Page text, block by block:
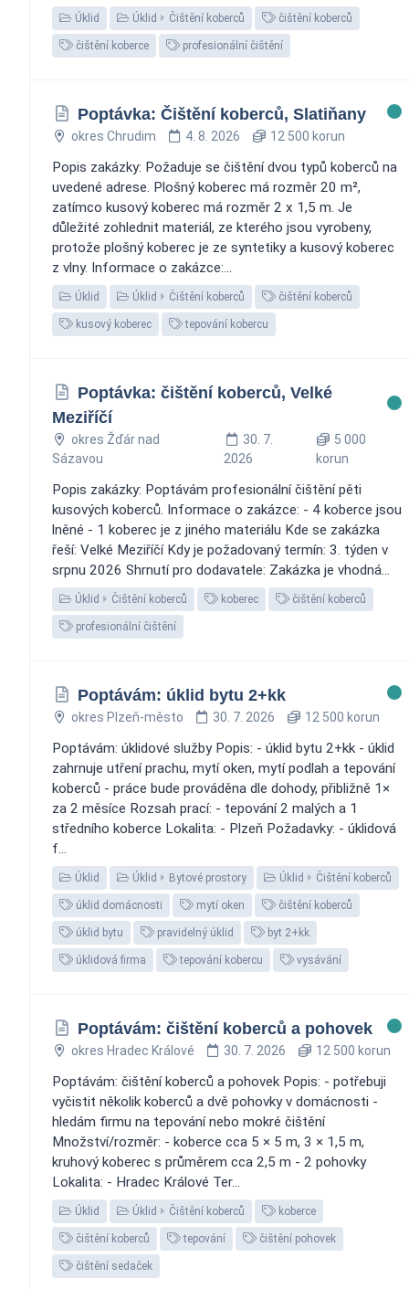
Úklid Úklid Čištění koberců čištění koberců
čištění koberce profesionální čištění
Poptávka: Čištění koberců, Slatiňany
okres Chrudim 4. 8. 2026 12 500 korun
Popis zakázky: Požaduje se čištění dvou typů koberců na
uvedené adrese. Plošný koberec má rozměr 20 m²,
zatímco kusový koberec má rozměr 2 x 1,5 m. Je
důležité zohlednit materiál, ze kterého jsou vyrobeny,
protože plošný koberec je ze syntetiky a kusový koberec
z vlny. Informace o zakázce:...
Úklid Úklid Čištění koberců čištění koberců
kusový koberec tepování kobercu
Poptávka: čištění koberců, Velké
Meziříčí
okres Žďár nad
Sázavou
30. 7.
2026
5 000
korun
Popis zakázky: Poptávám profesionální čištění pěti
kusových koberců. Informace o zakázce: - 4 koberce jsou
lněné - 1 koberec je z jiného materiálu Kde se zakázka
řeší: Velké Meziříčí Kdy je požadovaný termín: 3. týden v
srpnu 2026 Shrnutí pro dodavatele: Zakázka je vhodná...
Úklid Čištění koberců koberec čištění koberců
profesionální čištění
Poptávám: úklid bytu 2+kk
okres Plzeň-město 30. 7. 2026 12 500 korun
Poptávám: úklidové služby Popis: - úklid bytu 2+kk - úklid
zahrnuje utření prachu, mytí oken, mytí podlah a tepování
koberců - práce bude prováděna dle dohody, přibližně 1×
za 2 měsíce Rozsah prací: - tepování 2 malých a 1
středního koberce Lokalita: - Plzeň Požadavky: - úklidová
f...
Úklid Úklid Bytové prostory Úklid Čištění koberců
úklid domácnosti mytí oken čištění koberců
úklid bytu pravidelný úklid byt 2+kk
úklidová firma tepování kobercu vysávání
Poptávám: čištění koberců a pohovek
okres Hradec Králové 30. 7. 2026 12 500 korun
Poptávám: čištění koberců a pohovek Popis: - potřebuji
vyčistit několik koberců a dvě pohovky v domácnosti -
hledám firmu na tepování nebo mokré čištění
Množství/rozměr: - koberce cca 5 × 5 m, 3 × 1,5 m,
kruhový koberec s průměrem cca 2,5 m - 2 pohovky
Lokalita: - Hradec Králové Ter...
Úklid Úklid Čištění koberců koberce
čištění koberců tepování čištění pohovek
čištění sedaček